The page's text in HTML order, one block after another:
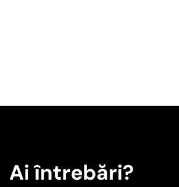
Ai întrebări?